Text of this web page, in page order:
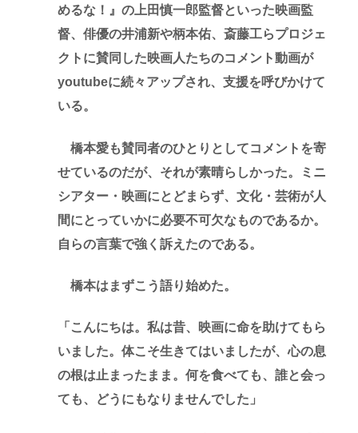
めるな！』の上田慎一郎監督といった映画監
督、俳優の井浦新や柄本佑、斎藤工らプロジェ
クトに賛同した映画人たちのコメント動画が
youtubeに続々アップされ、支援を呼びかけて
いる。
橋本愛も賛同者のひとりとしてコメントを寄
せているのだが、それが素晴らしかった。ミニ
シアター・映画にとどまらず、文化・芸術が人
間にとっていかに必要不可欠なものであるか。
自らの言葉で強く訴えたのである。
橋本はまずこう語り始めた。
「こんにちは。私は昔、映画に命を助けてもら
いました。体こそ生きてはいましたが、心の息
の根は止まったまま。何を食べても、誰と会っ
ても、どうにもなりませんでした」